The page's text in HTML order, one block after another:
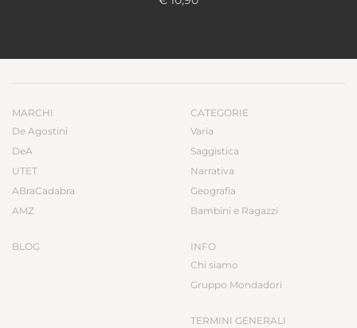
MARCHI
De Agostini
DeA
UTET
ABraCadabra
AMZ
BLOG
CATEGORIE
Varia
Saggistica
Narrativa
Geografia
Bambini e Ragazzi
INFO
Chi siamo
Gruppo Mondadori
TERMINI GENERALI